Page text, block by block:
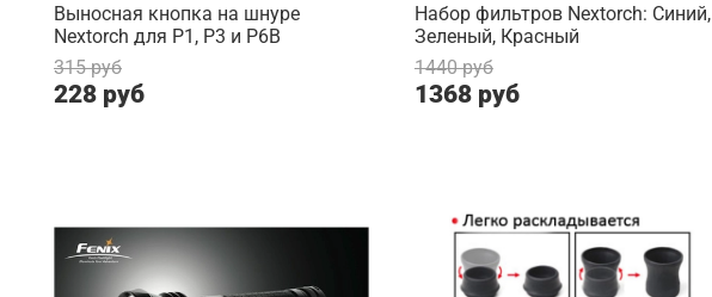
Выносная кнопка на шнуре
Nextorch для P1, P3 и P6B
315 руб
228 руб
Набор фильтров Nextorch: Синий,
Зеленый, Красный
1440 руб
1368 руб